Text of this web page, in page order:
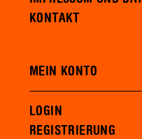
KONTAKT
MEIN KONTO
LOGIN
REGISTRIERUNG